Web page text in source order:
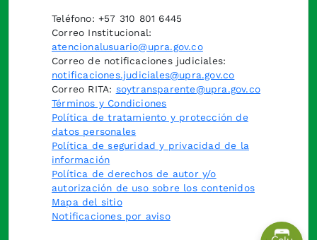
Teléfono: +57 310 801 6445
Correo Institucional:
atencionalusuario@upra.gov.co
Correo de notificaciones judiciales:
notificaciones.judiciales@upra.gov.co
Correo RITA: soytransparente@upra.gov.co
Términos y Condiciones
Política de tratamiento y protección de
datos personales
Política de seguridad y privacidad de la
información
Política de derechos de autor y/o
autorización de uso sobre los contenidos
Mapa del sitio
Notificaciones por aviso